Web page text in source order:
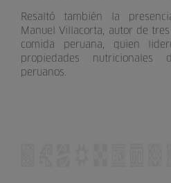
Resaltó también la
Manuel Villacorta, autor de
comida peruana, quien
propiedades nutricionales
peruanos.